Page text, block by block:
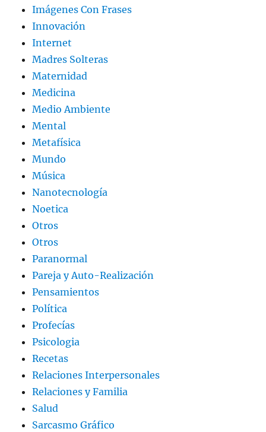
Imágenes Con Frases
Innovación
Internet
Madres Solteras
Maternidad
Medicina
Medio Ambiente
Mental
Metafísica
Mundo
Música
Nanotecnología
Noetica
Otros
Otros
Paranormal
Pareja y Auto-Realización
Pensamientos
Política
Profecías
Psicologia
Recetas
Relaciones Interpersonales
Relaciones y Familia
Salud
Sarcasmo Gráfico